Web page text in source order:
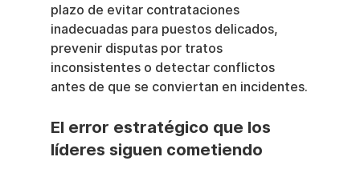
plazo de evitar contrataciones
inadecuadas para puestos delicados,
prevenir disputas por tratos
inconsistentes o detectar conflictos
antes de que se conviertan en incidentes.
El error estratégico que los
líderes siguen cometiendo